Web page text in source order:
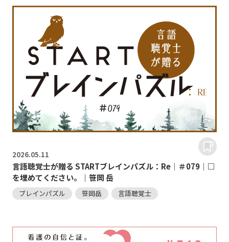
2026.05.11
言語聴覚士が贈る STARTブレインパズル：Re｜＃079｜□
を埋めてください。｜笹岡 岳
ブレインパズル 笹岡岳 言語聴覚士